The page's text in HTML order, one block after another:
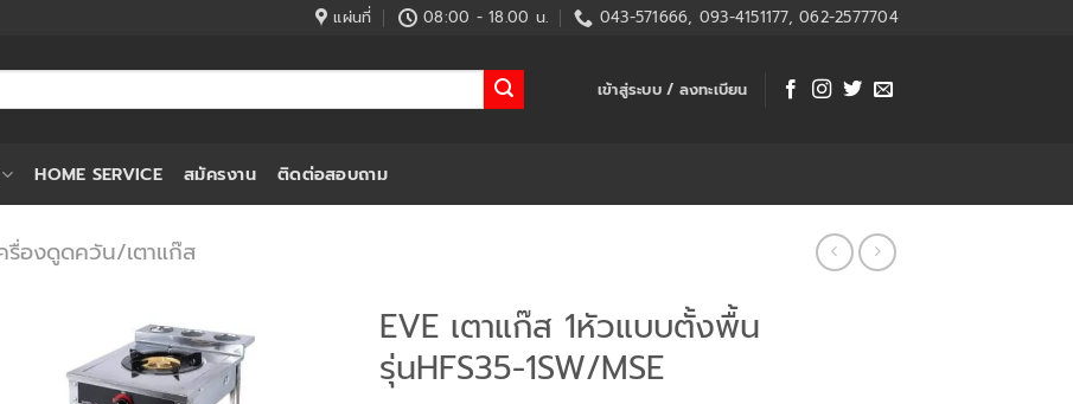
แผ่นที่ 08:00 - 18.00 น. 043-571666, 093-4151177, 062-2577704
เข้าสู่ระบบ / ลงทะเบียน
HOME SERVICE สมัครงาน ติดต่อสอบถาม
รื่องดูดควัน/เตาแก๊ส
EVE เตาแก๊ส 1หัวแบบตั้งพื้น
รุ่นHFS35-1SW/MSE